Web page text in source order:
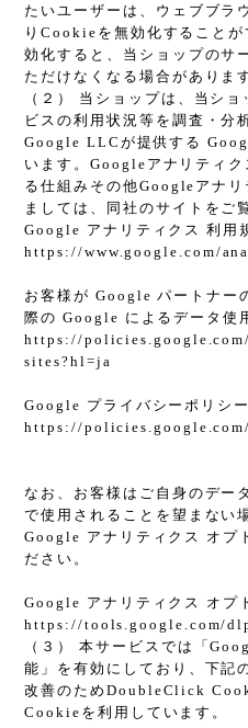
たいユーザーは、ウェブブラ
りCookieを無効化すること
効化すると、当ショップのサ
ただけなくなる場合がありま
（２） 当ショップは、当シ
ビスの利用状況等を調査・分
Google LLCが提供する
います。Googleアナリティ
る仕組みその他Googleアナリ
ましては、同社のサイトをご
Google アナリティクス 利用
https://www.google.com/
お客様が Google パートナー
際の Google によるデータ使
https://
sites?hl=ja
Google プライバシーポリシー
https://
なお、お客様はご自身のデー
で使用されることを望まない
Google アナリティクス オプ
ださい。
Google アナリティクス オプ
https://tools.google.com/
（３） 本サービスでは「
能」を有効にしており、下記
改善のためDoubleClick
Cookieを利用しています。